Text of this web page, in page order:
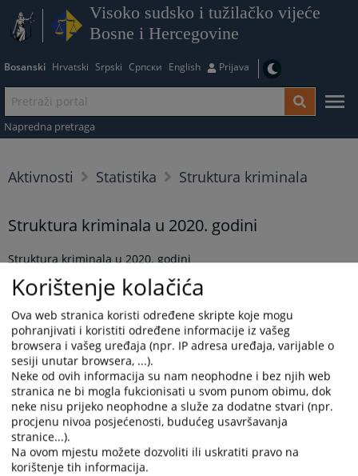
Visoko sudsko i tužilačko vijeće
Bosne i Hercegovine
Bosanski Hrvatski Srpski Српски English Prijava
Napredna pretraga
Aktivnosti Statistika Struktura kriminala
Struktura kriminala u 2020. godini
Struktura kriminala u 2020. godini
Prikazana vijest je na: Bosanski jezik
Prateći dokumenti
Struktura kriminala u 2020. godini
501PREGLEDA
Korištenje kolačića
Ova web stranica koristi određene skripte koje mogu
pohranjivati i koristiti određene informacije iz vašeg
browsera i vašeg uređaja (npr. IP adresa uređaja, varijable o
sesiji unutar browsera, ...).
Neke od ovih informacija su nam neophodne i bez njih web
stranica ne bi mogla fukcionisati u svom punom obimu, dok
neke nisu prijeko neophodne a služe za dodatne stvari (npr.
procjenu nivoa posjećenosti, budućeg usavršavanja
stranice...).
Na ovom mjestu možete dozvoliti ili uskratiti pravo na
korištenje tih informacija.